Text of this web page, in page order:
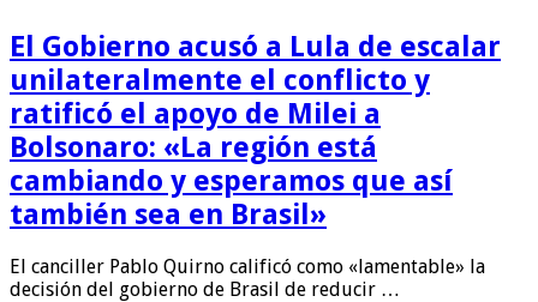
El Gobierno acusó a Lula de escalar
unilateralmente el conflicto y
ratificó el apoyo de Milei a
Bolsonaro: «La región está
cambiando y esperamos que así
también sea en Brasil»
El canciller Pablo Quirno calificó como «lamentable» la
decisión del gobierno de Brasil de reducir …